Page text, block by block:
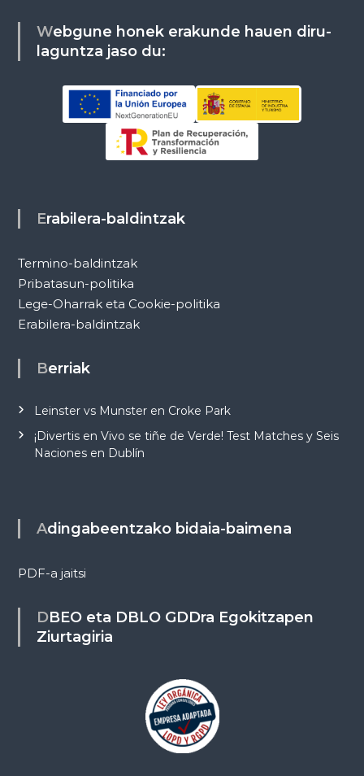
Webgune honek erakunde hauen diru-
laguntza jaso du:
Erabilera-baldintzak
Termino-baldintzak
Pribatasun-politika
Lege-Oharrak eta Cookie-politika
Erabilera-baldintzak
Berriak
Leinster vs Munster en Croke Park
¡Divertis en Vivo se tiñe de Verde! Test Matches y Seis
Naciones en Dublín
Adingabeentzako bidaia-baimena
PDF-a jaitsi
DBEO eta DBLO GDDra Egokitzapen
Ziurtagiria